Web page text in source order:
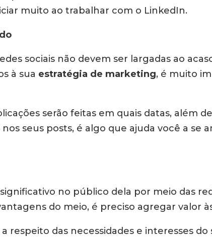
muito ao trabalhar com o LinkedIn.
sociais não devem ser largadas ao
à sua estratégia de marketing, é muito
serão feitas em quais datas, além
seus posts, é algo que ajuda você a se
no público dela por meio das
do meio, é preciso agregar valor
respeito das necessidades e interesses do